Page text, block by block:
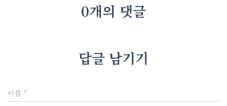
0개의 댓글
답글 남기기
이름 *